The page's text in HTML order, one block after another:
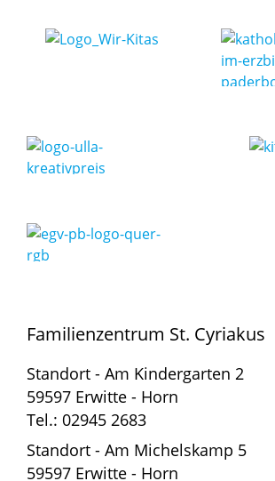
Familienzentrum St. Cyriakus
Standort - Am Kindergarten 2
59597 Erwitte - Horn
Tel.: 02945 2683
Standort - Am Michelskamp 5
59597 Erwitte - Horn